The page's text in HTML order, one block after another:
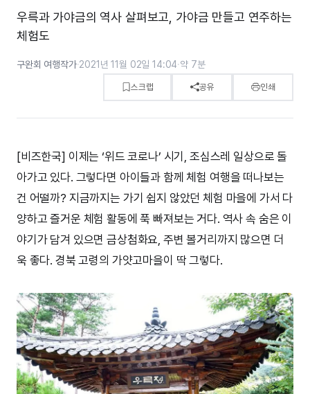
우륵과 가야금의 역사 살펴보고, 가야금 만들고 연주하는
체험도
구완회 여행작가·2021년 11월 02일 14:04·약 7분
스크랩 공유 인쇄
[비즈한국] 이제는 ‘위드 코로나’ 시기, 조심스레 일상으로 돌
아가고 있다. 그렇다면 아이들과 함께 체험 여행을 떠나보는
건 어떨까? 지금까지는 가기 쉽지 않았던 체험 마을에 가서 다
양하고 즐거운 체험 활동에 푹 빠져보는 거다. 역사 속 숨은 이
야기가 담겨 있으면 금상첨화요, 주변 볼거리까지 많으면 더
욱 좋다. 경북 고령의 가얏고마을이 딱 그렇다.